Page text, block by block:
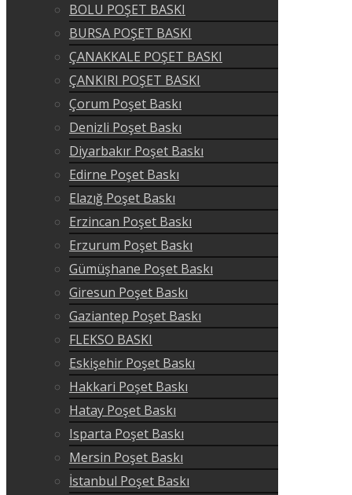
BOLU POŞET BASKI
BURSA POŞET BASKI
ÇANAKKALE POŞET BASKI
ÇANKIRI POŞET BASKI
Çorum Poşet Baskı
Denizli Poşet Baskı
Diyarbakır Poşet Baskı
Edirne Poşet Baskı
Elazığ Poşet Baskı
Erzincan Poşet Baskı
Erzurum Poşet Baskı
Gümüşhane Poşet Baskı
Giresun Poşet Baskı
Gaziantep Poşet Baskı
FLEKSO BASKI
Eskişehir Poşet Baskı
Hakkari Poşet Baskı
Hatay Poşet Baskı
Isparta Poşet Baskı
Mersin Poşet Baskı
İstanbul Poşet Baskı